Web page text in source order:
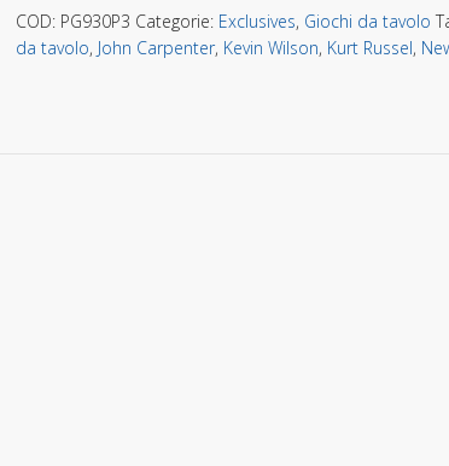
COD: PG930P3 Categorie: Exclusives, Giochi da tavolo
da tavolo, John Carpenter, Kevin Wilson, Kurt Russel,